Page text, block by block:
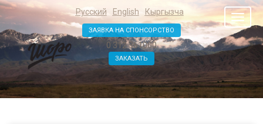
Русский English Кыргызча
ЗАЯВКА НА СПОНСОРСТВО
0 312 361000
ЗАКАЗАТЬ